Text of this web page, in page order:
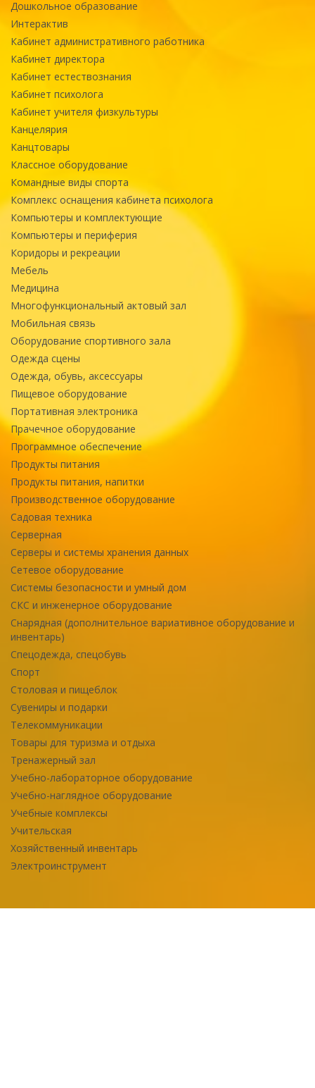
Дошкольное образование
Интерактив
Кабинет административного работника
Кабинет директора
Кабинет естествознания
Кабинет психолога
Кабинет учителя физкультуры
Канцелярия
Канцтовары
Классное оборудование
Командные виды спорта
Комплекс оснащения кабинета психолога
Компьютеры и комплектующие
Компьютеры и периферия
Коридоры и рекреации
Мебель
Медицина
Многофункциональный актовый зал
Мобильная связь
Оборудование спортивного зала
Одежда сцены
Одежда, обувь, аксессуары
Пищевое оборудование
Портативная электроника
Прачечное оборудование
Программное обеспечение
Продукты питания
Продукты питания, напитки
Производственное оборудование
Садовая техника
Серверная
Серверы и системы хранения данных
Сетевое оборудование
Системы безопасности и умный дом
СКС и инженерное оборудование
Снарядная (дополнительное вариативное оборудование и
инвентарь)
Спецодежда, спецобувь
Спорт
Столовая и пищеблок
Сувениры и подарки
Телекоммуникации
Товары для туризма и отдыха
Тренажерный зал
Учебно-лабораторное оборудование
Учебно-наглядное оборудование
Учебные комплексы
Учительская
Хозяйственный инвентарь
Электроинструмент